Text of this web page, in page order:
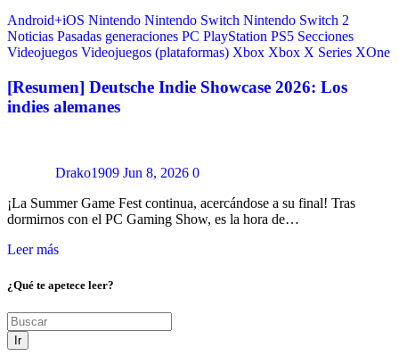
Android+iOS Nintendo Nintendo Switch Nintendo Switch 2
Noticias Pasadas generaciones PC PlayStation PS5 Secciones
Videojuegos Videojuegos (plataformas) Xbox Xbox X Series XOne
[Resumen] Deutsche Indie Showcase 2026: Los
indies alemanes
Drako1909 Jun 8, 2026 0
¡La Summer Game Fest continua, acercándose a su final! Tras
dormirnos con el PC Gaming Show, es la hora de…
Leer más
¿Qué te apetece leer?
Ir